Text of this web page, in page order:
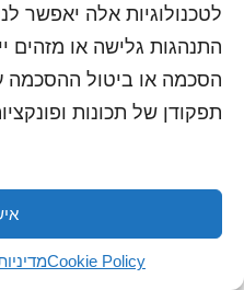
לטכנולוגיות אלה יאפשר
התנהגות גלישה או מזהים
הסכמה או ביטול ההסכמה
תפקודן של תכונות
Cookie Policy